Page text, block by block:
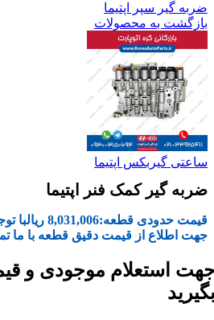
ضربه گیر سپر اپتیما
بازگشت به محصولات
ساعتی گیربکس اپتیما
ضربه گیر کمک فنر اپتیما
قیمت حدودی قطعه:8,031,006 ریالبا
جهت اطلاع از قیمت دقیق قطعه با ما
استعلام موجودی و